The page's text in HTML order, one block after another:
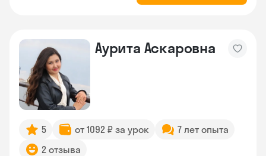
Аурита Аскаровна
5 от 1092 ₽ за урок
7 лет опыта
2 отзыва